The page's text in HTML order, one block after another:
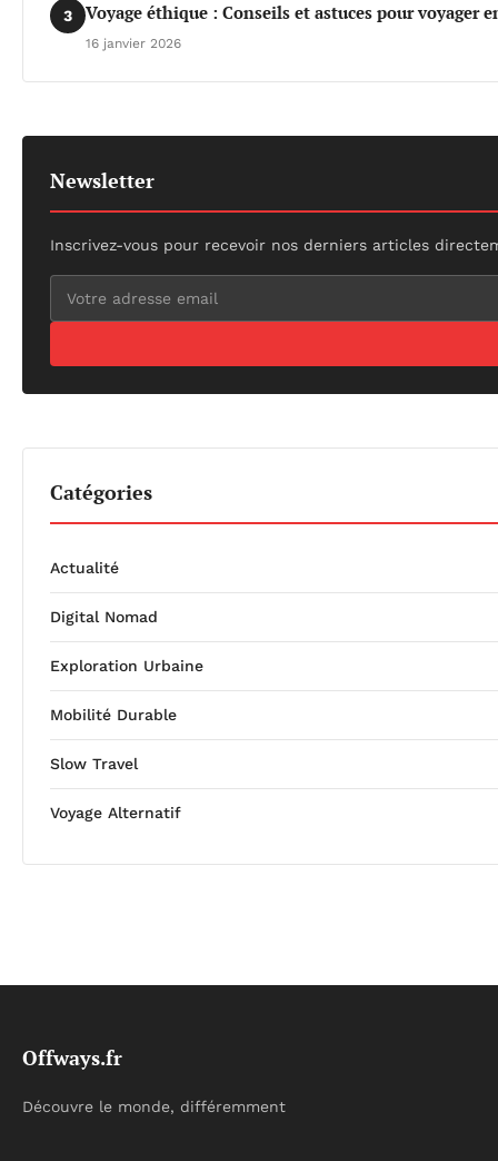
3 Voyage éthique : Conseils et astuces pour voyager
16 janvier 2026
Newsletter
Inscrivez-vous pour recevoir nos derniers articles
Catégories
Actualité
Digital Nomad
Exploration Urbaine
Mobilité Durable
Slow Travel
Voyage Alternatif
Offways.fr
Découvre le monde, différemment